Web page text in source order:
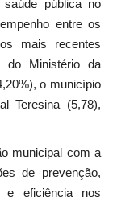
saúde pública no
entre os
mais recentes
do Ministério da
o município
Teresina (5,78),
municipal com a
de prevenção,
e eficiência nos